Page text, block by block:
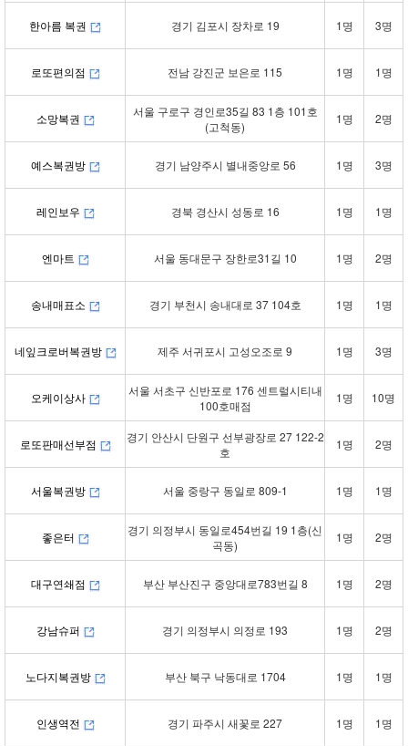
한아름 복권 경기 김포시 장차로 19 1명 3명
로또편의점 전남 강진군 보은로 115 1명 1명
소망복권
서울 구로구 경인로35길 83 1층 101호
(고척동)
1명 2명
예스복권방 경기 남양주시 별내중앙로 56 1명 3명
레인보우 경북 경산시 성동로 16 1명 1명
엔마트 서울 동대문구 장한로31길 10 1명 2명
송내매표소 경기 부천시 송내대로 37 104호 1명 1명
네잎크로버복권방 제주 서귀포시 고성오조로 9 1명 3명
오케이상사
서울 서초구 신반포로 176 센트럴시티내
100호매점
1명 10명
로또판매선부점
경기 안산시 단원구 선부광장로 27 122-2
호
1명 2명
서울복권방 서울 중랑구 동일로 809-1 1명 1명
좋은터
경기 의정부시 동일로454번길 19 1층(신
곡동)
1명 2명
대구연쇄점 부산 부산진구 중앙대로783번길 8 1명 2명
강남슈퍼 경기 의정부시 의정로 193 1명 2명
노다지복권방 부산 북구 낙동대로 1704 1명 1명
인생역전 경기 파주시 새꽃로 227 1명 1명